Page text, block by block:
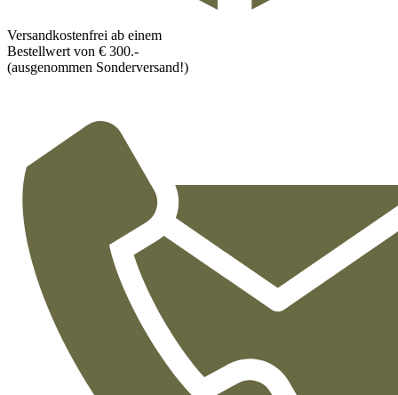
Versandkostenfrei ab einem
Bestellwert von € 300.-
(ausgenommen Sonderversand!)